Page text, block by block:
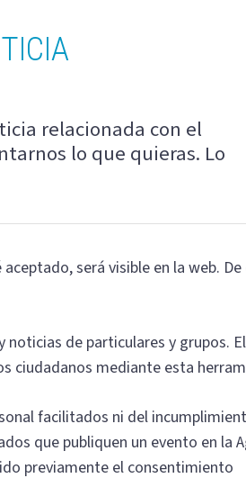
relacionada con el
lo que quieras. Lo
será visible en la web.
de particulares y grupos. El
ciudadanos mediante esta
facilitados ni del
que publiquen un evento en la
previamente el consentimiento